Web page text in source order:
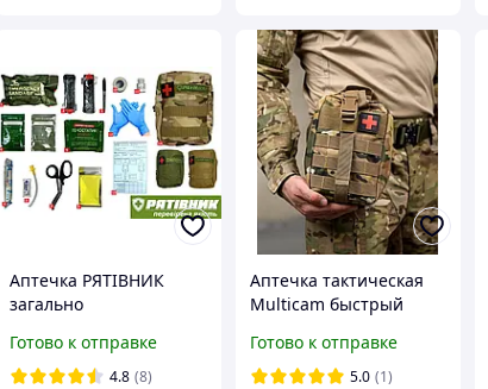
Аптечка РЯТІВНИК
загально
ІНАП (IFAK)
ЗСУ,наказом No 6 МОЗ
Готово к отправке
4.8 (8)
Аптечка тактическая
Multicam быстрый
медицинский IFAK
MOLLE для ЗСУ и
Готово к отправке
5.0 (1)